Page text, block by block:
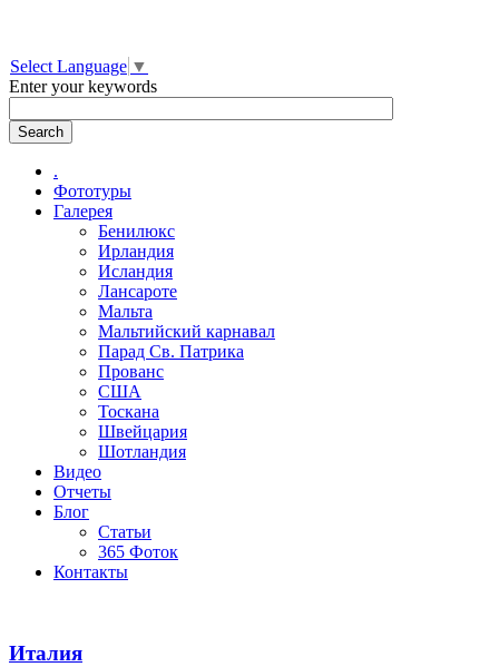
Select Language ▼
Enter your keywords
.
Фототуры
Галерея
Бенилюкс
Ирландия
Исландия
Лансароте
Мальта
Мальтийский карнавал
Парад Св. Патрика
Прованс
США
Тоскана
Швейцария
Шотландия
Видео
Отчеты
Блог
Статьи
365 Фоток
Контакты
Италия